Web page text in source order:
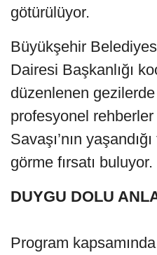
götürülüyor.
Büyükşehir
Dairesi Başkanlığı
düzenlenen gezilerde
profesyonel
Savaşı’nın
görme fırsatı buluyor.
DUYGU DOLU
Program